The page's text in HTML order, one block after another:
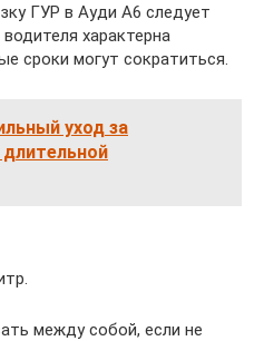
ГУР в Ауди А6 следует
характерна
сроки могут сократиться.
уход за
между собой, если не